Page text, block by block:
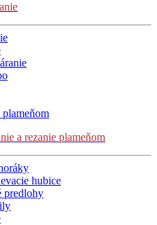
plameňom
a rezanie plameňom
hubice
predlohy